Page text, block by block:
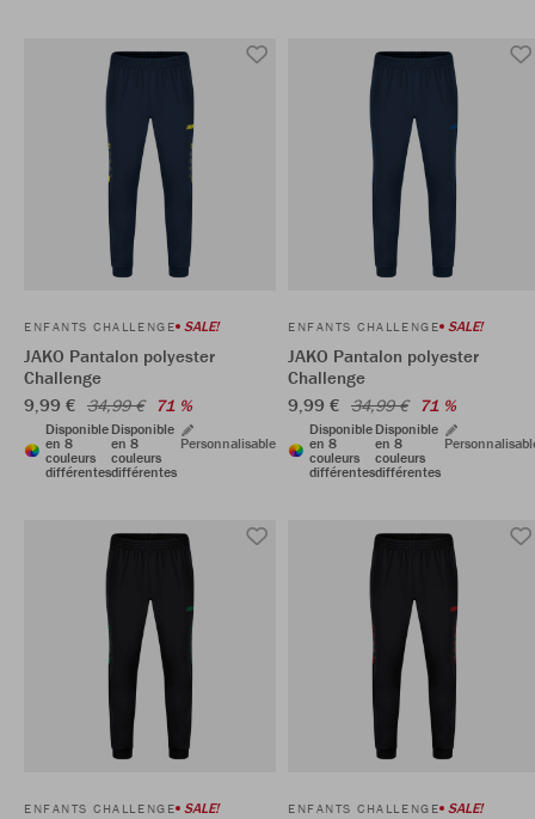
ENFANTS CHALLENGE SALE!
JAKO Pantalon polyester
Challenge
9,99 € 34,99 € 71 %
Disponible
en 8
couleurs
différentes
Disponible
en 8
couleurs
différentes
Personnalisable
ENFANTS CHALLENGE SALE!
JAKO Pantalon polyester
Challenge
9,99 € 34,99 € 71 %
Disponible
en 8
couleurs
différentes
Disponible
en 8
couleurs
différentes
ENFANTS CHALLENGE SALE! ENFANTS CHALLENGE SALE!